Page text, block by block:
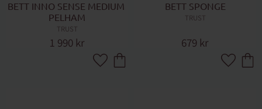
BETT INNO SENSE MEDIUM
PELHAM
TRUST
1 990kr
Lägg till i favoriter
BETT SPONGE
TRUST
679 kr
Lägg till